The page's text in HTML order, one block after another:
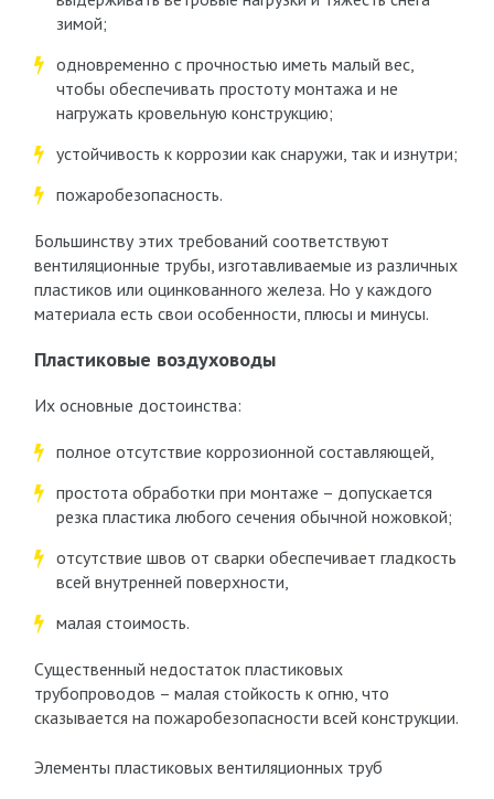
зимой;
одновременно с прочностью иметь малый вес,
чтобы обеспечивать простоту монтажа и не
нагружать кровельную конструкцию;
устойчивость к коррозии как снаружи, так и изнутри;
пожаробезопасность.
Большинству этих требований соответствуют
вентиляционные трубы, изготавливаемые из различных
пластиков или оцинкованного железа. Но у каждого
материала есть свои особенности, плюсы и минусы.
Пластиковые воздуховоды
Их основные достоинства:
полное отсутствие коррозионной составляющей,
простота обработки при монтаже – допускается
резка пластика любого сечения обычной ножовкой;
отсутствие швов от сварки обеспечивает гладкость
всей внутренней поверхности,
малая стоимость.
Существенный недостаток пластиковых
трубопроводов – малая стойкость к огню, что
сказывается на пожаробезопасности всей конструкции.
Элементы пластиковых вентиляционных труб